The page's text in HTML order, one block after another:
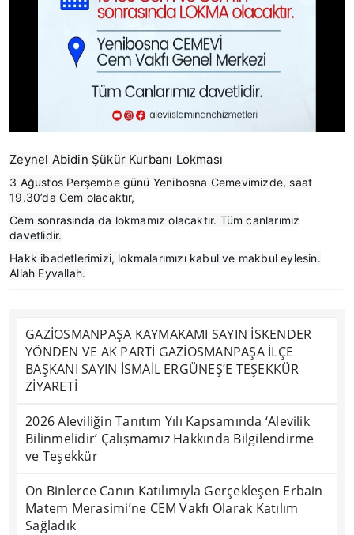
Zeynel Abidin Şükür Kurbanı Lokması
3 Ağustos Perşembe günü Yenibosna Cemevimizde, saat
19.30’da Cem olacaktır,
Cem sonrasında da lokmamız olacaktır. Tüm canlarımız
davetlidir.
Hakk ibadetlerimizi, lokmalarımızı kabul ve makbul eylesin.
Allah Eyvallah.
GAZİOSMANPAŞA KAYMAKAMI SAYIN İSKENDER
YÖNDEN VE AK PARTİ GAZİOSMANPAŞA İLÇE
BAŞKANI SAYIN İSMAİL ERGÜNEŞ’E TEŞEKKÜR
ZİYARETİ
2026 Aleviliğin Tanıtım Yılı Kapsamında ‘Alevilik
Bilinmelidir’ Çalışmamız Hakkında Bilgilendirme
ve Teşekkür
On Binlerce Canın Katılımıyla Gerçekleşen Erbain
Matem Merasimi’ne CEM Vakfı Olarak Katılım
Sağladık